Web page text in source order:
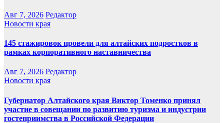
Авг 7, 2026 Редактор
Новости края
145 стажировок провели для алтайских подростков в
рамках корпоративного наставничества
Авг 7, 2026 Редактор
Новости края
Губернатор Алтайского края Виктор Томенко принял
участие в совещании по развитию туризма и индустрии
гостеприимства в Российской Федерации